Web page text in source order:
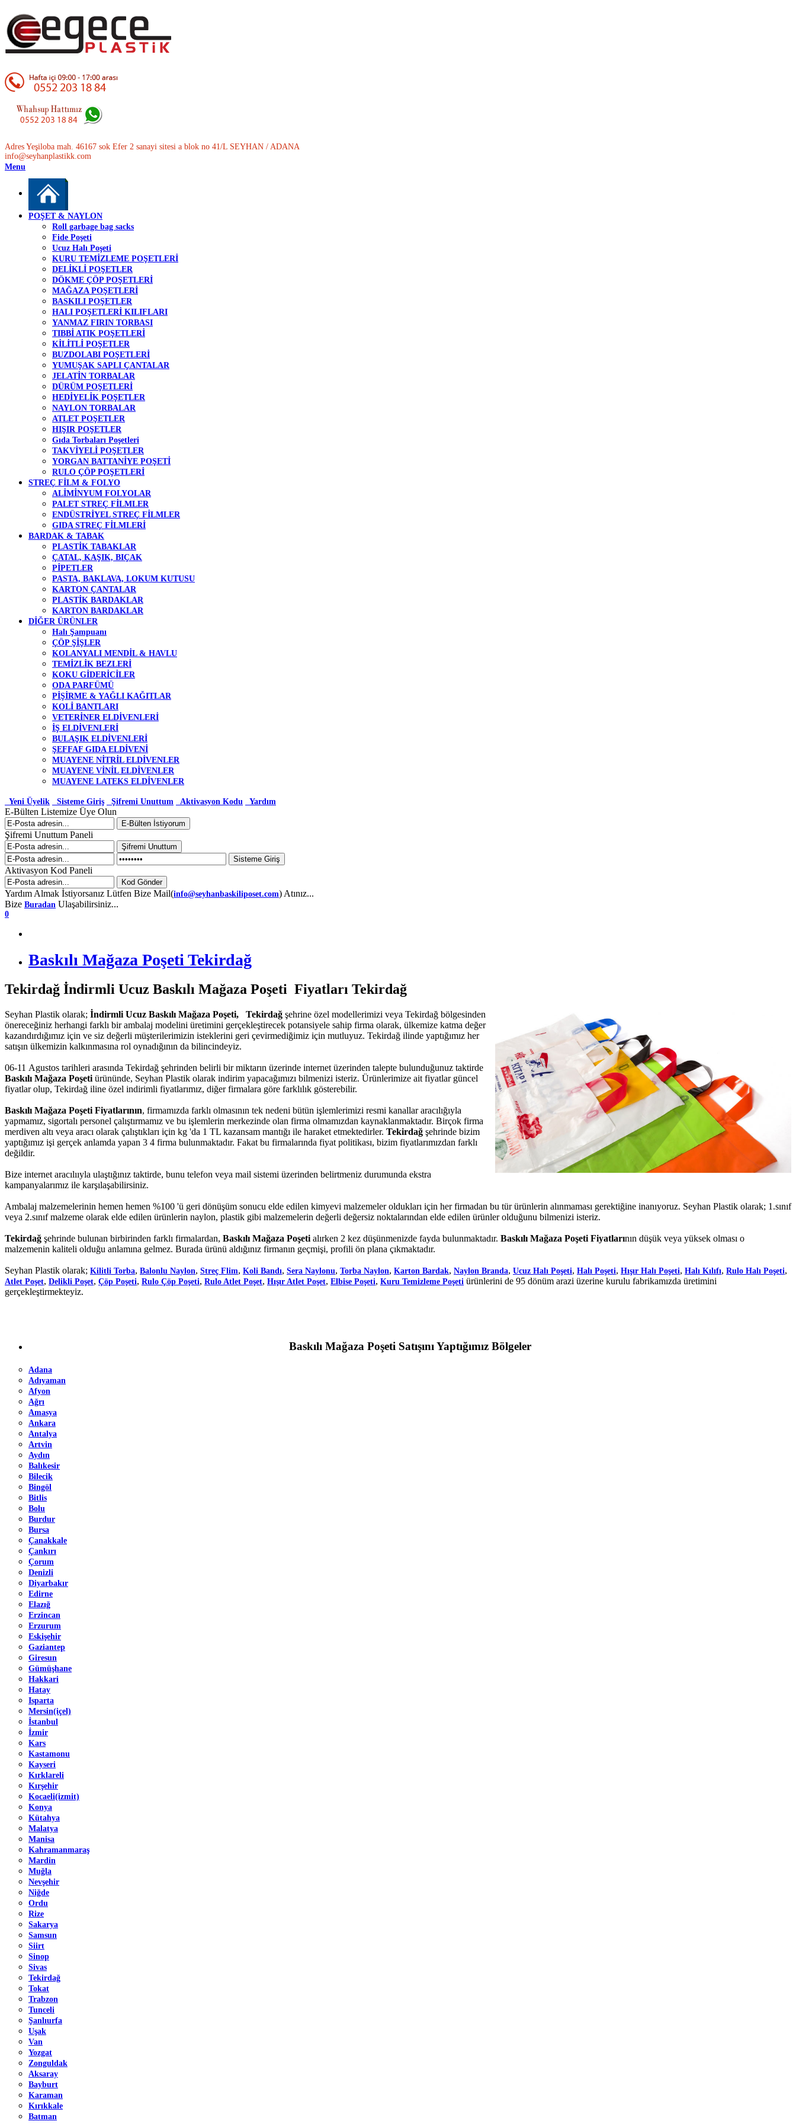
Adres Yeşiloba mah. 46167 sok Efer 2 sanayi sitesi a blok no 41/L SEYHAN / ADANA
info@seyhanplastikk.com
Menu
POŞET & NAYLON
Roll garbage bag sacks
Fide Poşeti
Ucuz Halı Poşeti
KURU TEMİZLEME POŞETLERİ
DELİKLİ POŞETLER
DÖKME ÇÖP POŞETLERİ
MAĞAZA POŞETLERİ
BASKILI POŞETLER
HALI POŞETLERİ KILIFLARI
YANMAZ FIRIN TORBASI
TIBBİ ATIK POŞETLERİ
KİLİTLİ POŞETLER
BUZDOLABI POŞETLERİ
YUMUŞAK SAPLI ÇANTALAR
JELATİN TORBALAR
DÜRÜM POŞETLERİ
HEDİYELİK POŞETLER
NAYLON TORBALAR
ATLET POŞETLER
HIŞIR POŞETLER
Gıda Torbaları Poşetleri
TAKVİYELİ POŞETLER
YORGAN BATTANİYE POŞETİ
RULO ÇÖP POŞETLERİ
STREÇ FİLM & FOLYO
ALİMİNYUM FOLYOLAR
PALET STREÇ FİLMLER
ENDÜSTRİYEL STREÇ FİLMLER
GIDA STREÇ FİLMLERİ
BARDAK & TABAK
PLASTİK TABAKLAR
ÇATAL, KAŞIK, BIÇAK
PİPETLER
PASTA, BAKLAVA, LOKUM KUTUSU
KARTON ÇANTALAR
PLASTİK BARDAKLAR
KARTON BARDAKLAR
DİĞER ÜRÜNLER
Halı Şampuanı
ÇÖP ŞİŞLER
KOLANYALI MENDİL & HAVLU
TEMİZLİK BEZLERİ
KOKU GİDERİCİLER
ODA PARFÜMÜ
PİŞİRME & YAĞLI KAĞITLAR
KOLİ BANTLARI
VETERİNER ELDİVENLERİ
İŞ ELDİVENLERİ
BULAŞIK ELDİVENLERİ
ŞEFFAF GIDA ELDİVENİ
MUAYENE NİTRİL ELDİVENLER
MUAYENE VİNİL ELDİVENLER
MUAYENE LATEKS ELDİVENLER
Yeni Üyelik Sisteme Giriş Şifremi Unuttum Aktivasyon Kodu Yardım
E-Bülten Listemize Üye Olun
Şifremi Unuttum Paneli
Aktivasyon Kod Paneli
Yardım Almak İstiyorsanız Lütfen Bize Mail(info@seyhanbaskiliposet.com) Atınız...
Bize Buradan Ulaşabilirsiniz...
0
Baskılı Mağaza Poşeti Tekirdağ
Tekirdağ İndirmli Ucuz Baskılı Mağaza Poşeti Fiyatları Tekirdağ
Seyhan Plastik olarak; İndirmli Ucuz Baskılı Mağaza Poşeti, Tekirdağ şehrine özel modellerimizi veya Tekirdağ bölgesinden
önereceğiniz herhangi farklı bir ambalaj modelini üretimini gerçekleştirecek potansiyele sahip firma olarak, ülkemize katma değer
kazandırdığımız için ve siz değerli müşterilerimizin isteklerini geri çevirmediğimiz için mutluyuz. Tekirdağ ilinde yaptığımız her
satışın ülkemizin kalkınmasına rol oynadığının da bilincindeyiz.
06-11 Agustos tarihleri arasında Tekirdağ şehrinden belirli bir miktarın üzerinde internet üzerinden talepte bulunduğunuz taktirde
Baskılı Mağaza Poşeti ürününde, Seyhan Plastik olarak indirim yapacağımızı bilmenizi isteriz. Ürünlerimize ait fiyatlar güncel
fiyatlar olup, Tekirdağ iline özel indirimli fiyatlarımız, diğer firmalara göre farklılık gösterebilir.
Baskılı Mağaza Poşeti Fiyatlarının, firmamızda farklı olmasının tek nedeni bütün işlemlerimizi resmi kanallar aracılığıyla
yapmamız, sigortalı personel çalıştırmamız ve bu işlemlerin merkezinde olan firma olmamızdan kaynaklanmaktadır. Birçok firma
merdiven altı veya aracı olarak çalıştıkları için kg 'da 1 TL kazansam mantığı ile haraket etmektedirler. Tekirdağ şehrinde bizim
yaptığımız işi gerçek anlamda yapan 3 4 firma bulunmaktadır. Fakat bu firmalarında fiyat politikası, bizim fiyatlarımızdan farklı
değildir.
Bize internet aracılııyla ulaştığınız taktirde, bunu telefon veya mail sistemi üzerinden belirtmeniz durumunda ekstra
kampanyalarımız ile karşılaşabilirsiniz.
Ambalaj malzemelerinin hemen hemen %100 'ü geri dönüşüm sonucu elde edilen kimyevi malzemeler oldukları için her firmadan bu tür ürünlerin alınmaması gerektiğine inanıyoruz. Seyhan Plastik olarak; 1.sınıf
veya 2.sınıf malzeme olarak elde edilen ürünlerin naylon, plastik gibi malzemelerin değerli değersiz noktalarından elde edilen ürünler olduğunu bilmenizi isteriz.
Tekirdağ şehrinde bulunan birbirinden farklı firmalardan, Baskılı Mağaza Poşeti alırken 2 kez düşünmenizde fayda bulunmaktadır. Baskılı Mağaza Poşeti Fiyatlarının düşük veya yüksek olması o
malzemenin kaliteli olduğu anlamına gelmez. Burada ürünü aldığınız firmanın geçmişi, profili ön plana çıkmaktadır.
Seyhan Plastik olarak; Kilitli Torba, Balonlu Naylon, Streç Flim, Koli Bandı, Sera Naylonu, Torba Naylon, Karton Bardak, Naylon Branda, Ucuz Halı Poşeti, Halı Poşeti, Hışır Halı Poşeti, Halı Kılıfı, Rulo Halı Poşeti,
Atlet Poşet, Delikli Poşet, Çöp Poşeti, Rulo Çöp Poşeti, Rulo Atlet Poşet, Hışır Atlet Poşet, Elbise Poşeti, Kuru Temizleme Poşeti ürünlerini de 95 dönüm arazi üzerine kurulu fabrikamızda üretimini
gerçekleştirmekteyiz.
Baskılı Mağaza Poşeti Satışını Yaptığımız Bölgeler
Adana
Adıyaman
Afyon
Ağrı
Amasya
Ankara
Antalya
Artvin
Aydın
Balıkesir
Bilecik
Bingöl
Bitlis
Bolu
Burdur
Bursa
Çanakkale
Çankırı
Çorum
Denizli
Diyarbakır
Edirne
Elazığ
Erzincan
Erzurum
Eskişehir
Gaziantep
Giresun
Gümüşhane
Hakkari
Hatay
Isparta
Mersin(içel)
İstanbul
İzmir
Kars
Kastamonu
Kayseri
Kırklareli
Kırşehir
Kocaeli(izmit)
Konya
Kütahya
Malatya
Manisa
Kahramanmaraş
Mardin
Muğla
Nevşehir
Niğde
Ordu
Rize
Sakarya
Samsun
Siirt
Sinop
Sivas
Tekirdağ
Tokat
Trabzon
Tunceli
Şanlıurfa
Uşak
Van
Yozgat
Zonguldak
Aksaray
Bayburt
Karaman
Kırıkkale
Batman